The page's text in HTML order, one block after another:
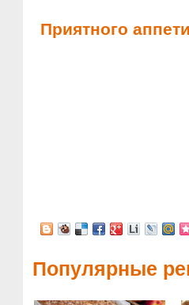
Приятного
Популярные